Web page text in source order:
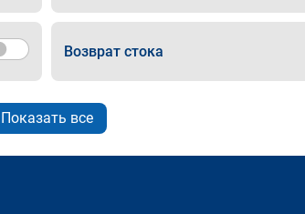
Возврат стока
Показать все